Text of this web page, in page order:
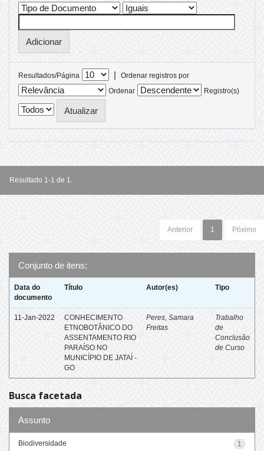
Resultados/Página |
Ordenar registros por
Ordenar
Registro(s)
Resultado 1-1 de 1.
Anterior 1 Póximo
Conjunto de itens:
Data do
documento
Título Autor(es) Tipo
11-Jan-2022
CONHECIMENTO
ETNOBOTÂNICO DO
ASSENTAMENTO RIO
PARAÍSO NO
MUNICÍPIO DE JATAÍ -
GO
Peres, Samara
Freitas
Trabalho
de
Conclusão
de Curso
Busca facetada
Assunto
1
Biodiversidade